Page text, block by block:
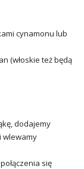
cynamonu lub
(włoskie też będą
dodajemy
wlewamy
się